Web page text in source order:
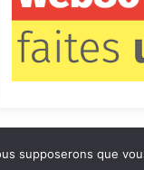
Qui sommes-nous ?
supposerons que